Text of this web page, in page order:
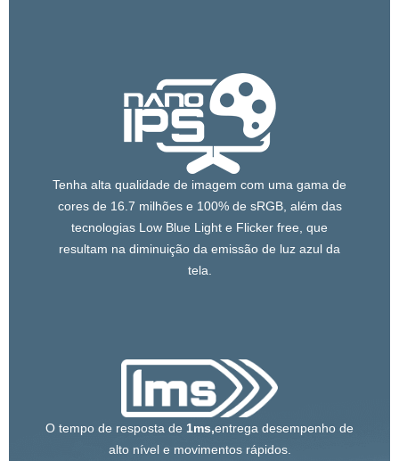
Tenha alta qualidade de imagem com uma gama de
cores de 16.7 milhões e 100% de sRGB, além das
tecnologias Low Blue Light e Flicker free, que
resultam na diminuição da emissão de luz azul da
tela.
O tempo de resposta de 1ms,entrega desempenho de
alto nível e movimentos rápidos.